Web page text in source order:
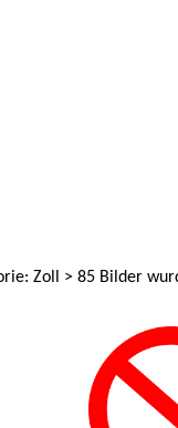
Zoll > 85 Bilder